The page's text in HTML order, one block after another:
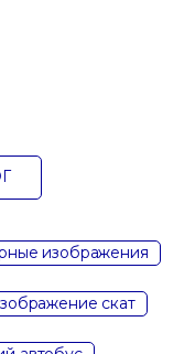
изображения
скат